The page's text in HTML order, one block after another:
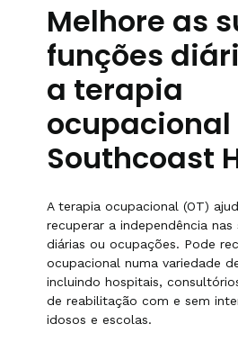
Melhore as
funções
a terapia
ocupacional
Southcoast
A terapia ocupacional (OT)
recuperar a independência nas
diárias ou ocupações. Pode
ocupacional numa variedade
incluindo hospitais,
de reabilitação com e sem
idosos e escolas.